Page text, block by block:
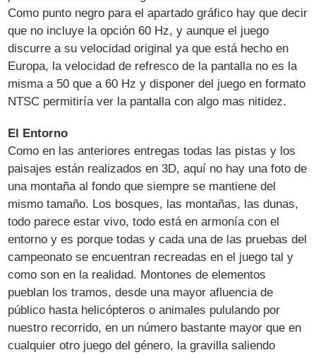
Como punto negro para el apartado gráfico hay que decir
que no incluye la opción 60 Hz, y aunque el juego
discurre a su velocidad original ya que está hecho en
Europa, la velocidad de refresco de la pantalla no es la
misma a 50 que a 60 Hz y disponer del juego en formato
NTSC permitiría ver la pantalla con algo mas nitidez.
El Entorno
Como en las anteriores entregas todas las pistas y los
paisajes están realizados en 3D, aquí no hay una foto de
una montaña al fondo que siempre se mantiene del
mismo tamaño. Los bosques, las montañas, las dunas,
todo parece estar vivo, todo está en armonía con el
entorno y es porque todas y cada una de las pruebas del
campeonato se encuentran recreadas en el juego tal y
como son en la realidad. Montones de elementos
pueblan los tramos, desde una mayor afluencia de
público hasta helicópteros o animales pululando por
nuestro recorrido, en un número bastante mayor que en
cualquier otro juego del género, la gravilla saliendo